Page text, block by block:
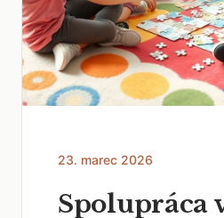
23. marec 2026
Spolupráca